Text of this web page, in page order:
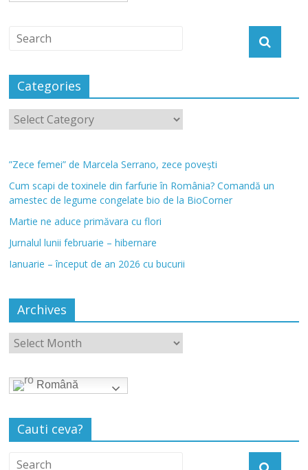
Categories
”Zece femei” de Marcela Serrano, zece povești
Cum scapi de toxinele din farfurie în România? Comandă un
amestec de legume congelate bio de la BioCorner
Martie ne aduce primăvara cu flori
Jurnalul lunii februarie – hibernare
Ianuarie – început de an 2026 cu bucurii
Archives
Română
Cauti ceva?